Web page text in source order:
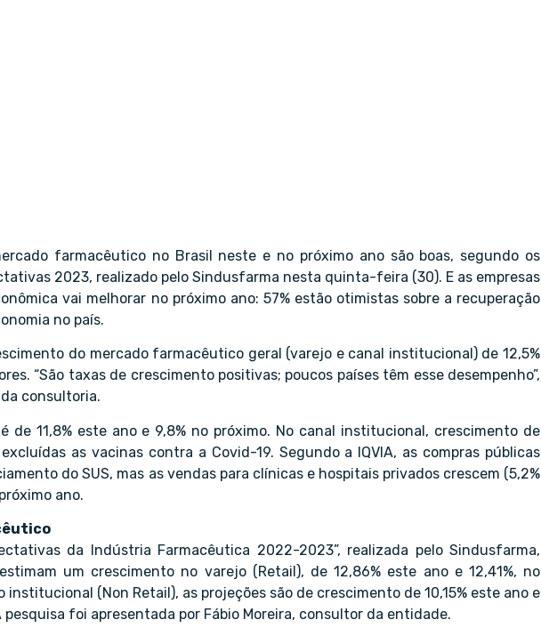
farmacêutico no Brasil neste e no próximo ano são boas, segundo os
2023, realizado pelo Sindusfarma nesta quinta-feira (30). E as empresas
vai melhorar no próximo ano: 57% estão otimistas sobre a recuperação
no país.
do mercado farmacêutico geral (varejo e canal institucional) de 12,5%
“São taxas de crescimento positivas; poucos países têm esse desempenho”,
consultoria.
de 11,8% este ano e 9,8% no próximo. No canal institucional, crescimento de
as vacinas contra a Covid-19. Segundo a IQVIA, as compras públicas
do SUS, mas as vendas para clínicas e hospitais privados crescem (5,2%
ano.
da Indústria Farmacêutica 2022-2023”, realizada pelo Sindusfarma,
um crescimento no varejo (Retail), de 12,86% este ano e 12,41%, no
institucional (Non Retail), as projeções são de crescimento de 10,15% este ano e
pesquisa foi apresentada por Fábio Moreira, consultor da entidade.